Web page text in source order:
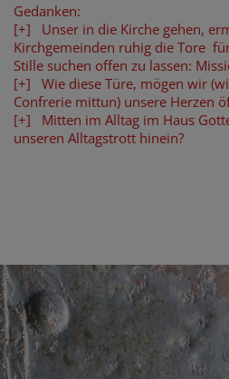
Gedanken:
[+] Unser in die Kirche gehen,
Kirchgemeinden ruhig die Tore
Stille suchen offen zu lassen:
[+] Wie diese Türe, mögen wir
Confrerie mittun) unsere Herzen
[+] Mitten im Alltag im Haus
unseren Alltagstrott hinein?